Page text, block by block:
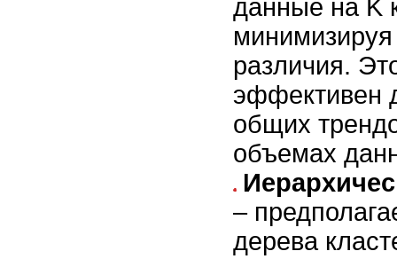
данные на K
различия.
эффективен
общих
объемах
–
дерева